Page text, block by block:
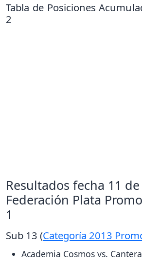
Tabla de Posiciones
2
Resultados fecha 11
Federación Plata
1
Sub 13 (Categoría 2013
Academia Cosmos vs.